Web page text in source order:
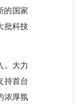
的国家
批科技
。大力
持首台
浓厚氛